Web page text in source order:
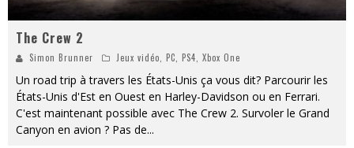
The Crew 2
Simon Brunner Jeux vidéo PC PS4 Xbox One
Un road trip à travers les États-Unis ça vous dit? Parcourir les
États-Unis d'Est en Ouest en Harley-Davidson ou en Ferrari.
C'est maintenant possible avec The Crew 2. Survoler le Grand
Canyon en avion ? Pas de...